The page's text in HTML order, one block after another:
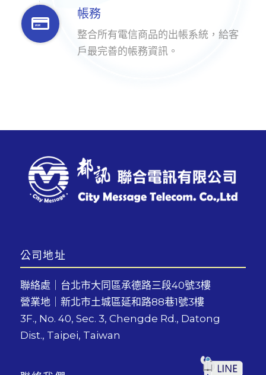
帳務
整合所有電信商品的出帳系統，給客
戶最完善的帳務資訊。
公司地址
聯絡處｜台北市大同區承德路三段40號3樓
營業地｜新北市土城區延和路88巷1號3樓
3F., No. 40, Sec. 3, Chengde Rd., Datong
Dist., Taipei, Taiwan